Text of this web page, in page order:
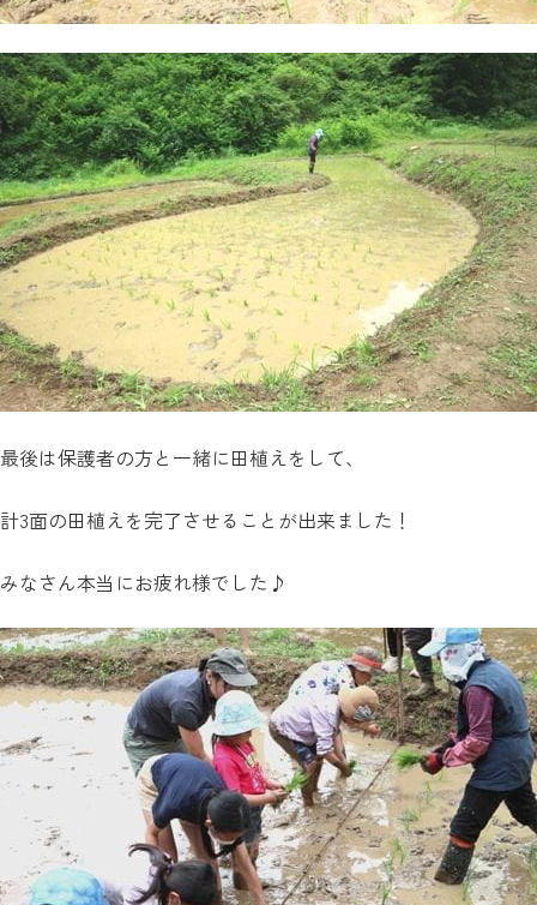
最後は保護者の方と一緒に田植えをして、
計3面の田植えを完了させることが出来ました！
みなさん本当にお疲れ様でした♪